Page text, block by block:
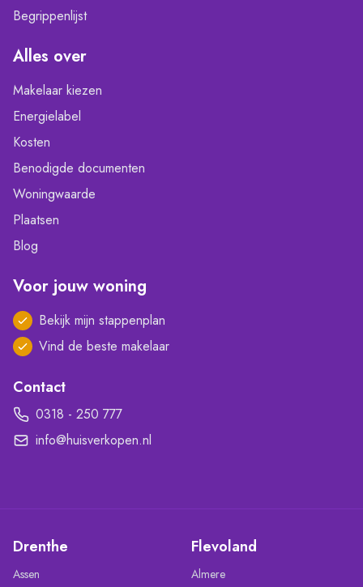
Begrippenlijst
Alles over
Makelaar kiezen
Energielabel
Kosten
Benodigde documenten
Woningwaarde
Plaatsen
Blog
Voor jouw woning
Bekijk mijn stappenplan
Vind de beste makelaar
Contact
0318 - 250 777
info@huisverkopen.nl
Drenthe
Assen
Flevoland
Almere